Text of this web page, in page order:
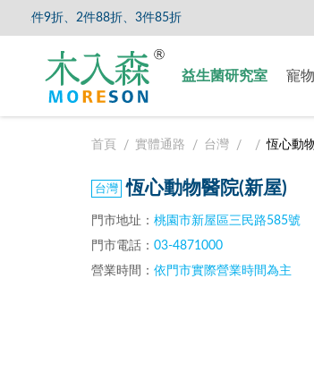
件9折、2件88折、3件85折
益生菌研究室 寵
首頁 實體通路 台灣 恆心動
恆心動物醫院(新屋)
門市地址： 桃園市新屋區三民路585號
門市電話： 03-4871000
營業時間： 依門市實際營業時間為主